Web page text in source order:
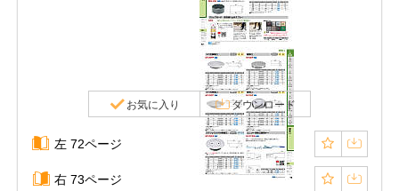
お気に入り ダウンロード
左 72ページ
右 73ページ